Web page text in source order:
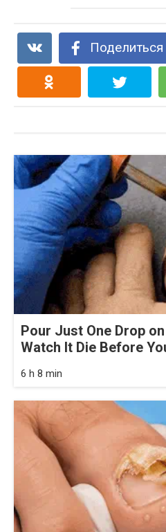
Pour Just One Drop
Watch It Die Before
6 h 8 min